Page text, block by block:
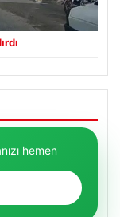
hemen